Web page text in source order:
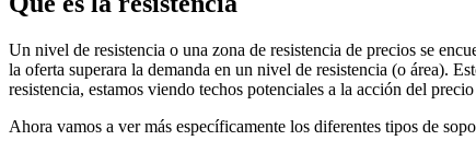
Un nivel de resistencia o una zona de resistencia de precios se
la oferta superara la demanda en un nivel de resistencia (o área).
resistencia, estamos viendo techos potenciales a la acción del
Ahora vamos a ver más específicamente los diferentes tipos de